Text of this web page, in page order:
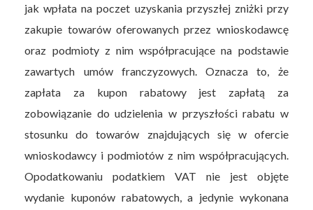
jak wpłata na poczet uzyskania przyszłej zniżki przy
zakupie towarów oferowanych przez wnioskodawcę
oraz podmioty z nim współpracujące na podstawie
zawartych umów franczyzowych. Oznacza to, że
zapłata za kupon rabatowy jest zapłatą za
zobowiązanie do udzielenia w przyszłości rabatu w
stosunku do towarów znajdujących się w ofercie
wnioskodawcy i podmiotów z nim współpracujących.
Opodatkowaniu podatkiem VAT nie jest objęte
wydanie kuponów rabatowych, a jedynie wykonana